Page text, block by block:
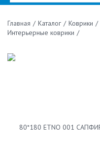
Главная / Каталог / Коврики /
Интерьерные коврики /